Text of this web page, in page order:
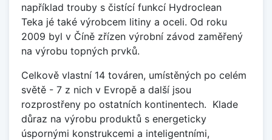
například trouby s čistící funkcí Hydroclean
Teka jé také výrobcem litiny a oceli. Od roku
2009 byl v Číně zřízen výrobní závod zaměřený
na výrobu topných prvků.
Celkově vlastní 14 továren, umístěných po celém
světě - 7 z nich v Evropě a další jsou
rozprostřeny po ostatních kontinentech. Klade
důraz na výrobu produktů s energeticky
úspornými konstrukcemi a inteligentními,